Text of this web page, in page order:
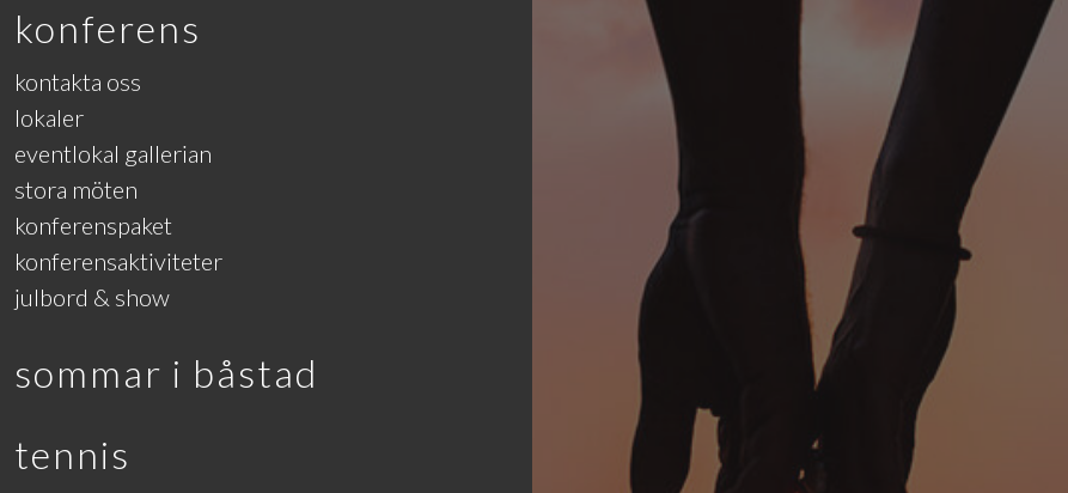
konferens
kontakta oss
lokaler
eventlokal gallerian
stora möten
konferenspaket
konferensaktiviteter
julbord & show
sommar i båstad
tennis